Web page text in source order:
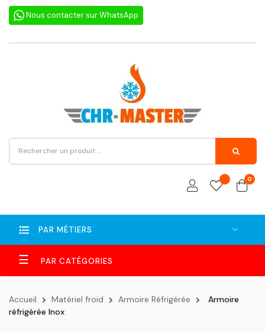
Nous contacter sur WhatsApp
0
PAR MÉTIERS
Basculer
la
navigation
☰
Accueil Matériel froid Armoire Réfrigérée
Armoire
réfrigérée Inox